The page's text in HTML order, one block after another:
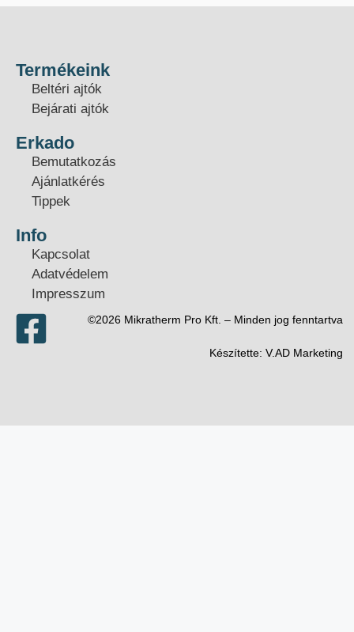
Termékeink
Beltéri ajtók
Bejárati ajtók
Erkado
Bemutatkozás
Ajánlatkérés
Tippek
Info
Kapcsolat
Adatvédelem
Impresszum
©2026 Mikratherm Pro Kft. – Minden jog fenntartva​
Készítette: V.AD Marketing